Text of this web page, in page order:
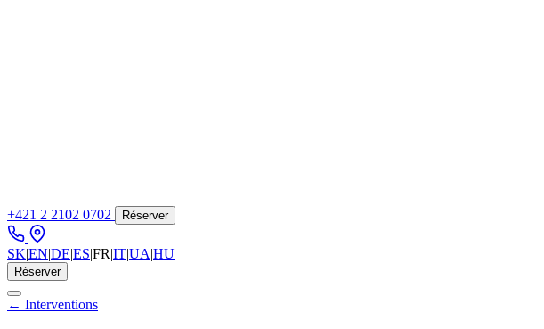
+421 2 2102 0702 Réserver
SK|EN|DE|ES|FR|IT|UA|HU
Réserver
← Interventions